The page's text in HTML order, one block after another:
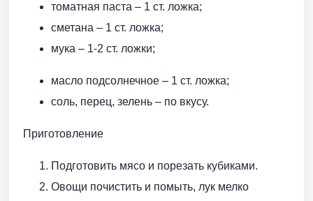
томатная паста – 1 ст. ложка;
сметана – 1 ст. ложка;
мука – 1-2 ст. ложки;
масло подсолнечное – 1 ст. ложка;
соль, перец, зелень – по вкусу.
Приготовление
Подготовить мясо и порезать кубиками.
Овощи почистить и помыть, лук мелко